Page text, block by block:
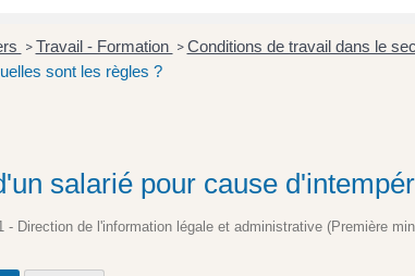
> Travail - Formation > Conditions de travail dans le
sont les règles ?
salarié pour cause
- Direction de l'information légale et administrative (Première